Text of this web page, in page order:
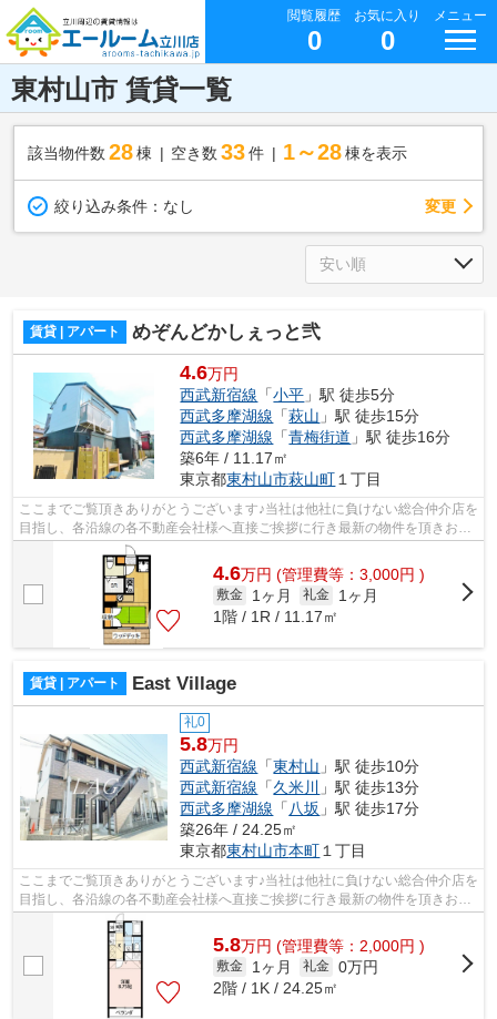
閲覧履歴
0
お気に入り
0
メニュー
東村山市 賃貸一覧
該当物件数 28棟 空き数 33 件 1～28 棟を表示
絞り込み条件： なし 変更
賃貸 | アパート めぞんどかしぇっと弐
4.6万円
西武新宿線 「小平 」駅 徒歩5分
西武多摩湖線 「萩山 」駅 徒歩15分
西武多摩湖線 「青梅街道 」駅 徒歩16分
築6年 / 11.17㎡
東京都東村山市萩山町１丁目
ここまでご覧頂きありがとうございます♪当社は他社に負けない総合仲介店を
目指し、各沿線の各不動産会社様へ直接ご挨拶に行き最新の物件を頂きお客
様へ提供しております！最新の情報は...
4.6万円 (管理費等：3,000円 )
敷金 1ヶ月 礼金
1ヶ月
1階 / 1R / 11.17㎡
賃貸 | アパート East Village
礼0
5.8万円
西武新宿線 「東村山 」駅 徒歩10分
西武新宿線 「久米川
」駅 徒歩13分
西武多摩湖線 「 八坂 」駅 徒歩17分
築26年 / 24.25㎡
東京都東村山市本町 １丁目
ここまでご覧頂きありがとうございます♪当社は他社に負けない総合仲介店を
目指し、各沿線の各不動産会社様へ直接ご挨拶に行き最新の物件を頂きお客
様へ提供しております！最新の情報は...
5.8万円 (管理費等：2,000円 )
敷金 1ヶ月 礼金 0万円
2階 / 1K / 24.25㎡